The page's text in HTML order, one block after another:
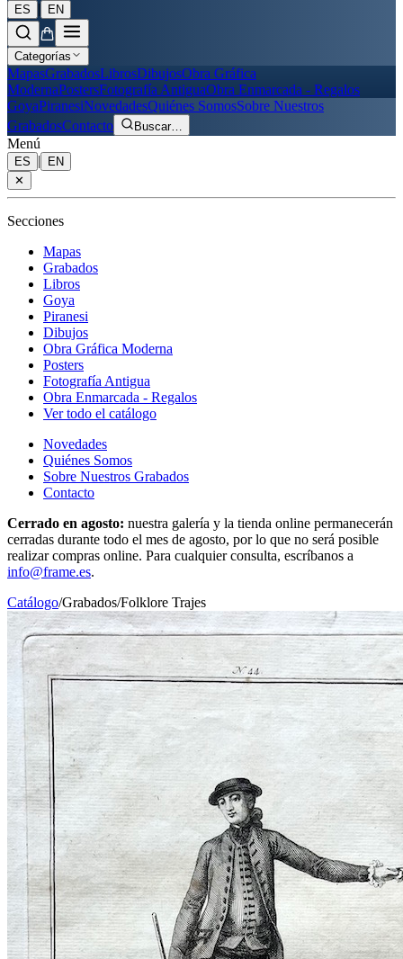
ES | EN
Categorías
MapasGrabadosLibrosDibujosObra Gráfica
ModernaPostersFotografía AntiguaObra Enmarcada - Regalos
GoyaPiranesiNovedadesQuiénes SomosSobre Nuestros
GrabadosContacto Buscar…
Menú
ES |
EN
✕
Secciones
Mapas
Grabados
Libros
Goya
Piranesi
Dibujos
Obra Gráfica Moderna
Posters
Fotografía Antigua
Obra Enmarcada - Regalos
Ver todo el catálogo
Novedades
Quiénes Somos
Sobre Nuestros Grabados
Contacto
Cerrado en agosto: nuestra galería y la tienda online permanecerán
cerradas durante todo el mes de agosto, por lo que no será posible
realizar compras online. Para cualquier consulta, escríbanos a
info@frame.es.
Catálogo/Grabados/Folklore Trajes